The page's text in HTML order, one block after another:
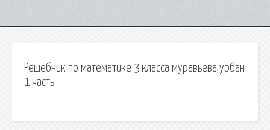
Решебник по математике 3 класса муравьева урбан
1 часть